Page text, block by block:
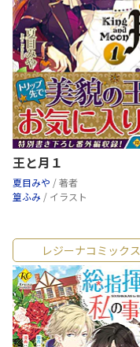
王と月１
夏目みや / 著者
篁ふみ / イラスト
レジーナコミックス